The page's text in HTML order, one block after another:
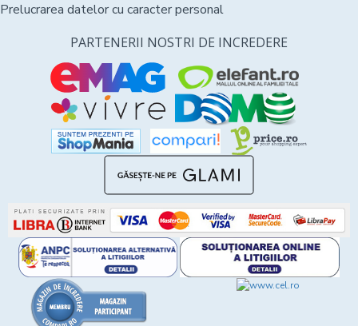
Prelucrarea datelor cu caracter personal
PARTENERII NOSTRI DE INCREDERE